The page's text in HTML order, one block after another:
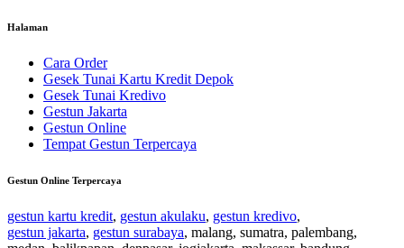
Halaman
Cara Order
Gesek Tunai Kartu Kredit Depok
Gesek Tunai Kredivo
Gestun Jakarta
Gestun Online
Tempat Gestun Terpercaya
Gestun Online Terpercaya
gestun kartu kredit, gestun akulaku, gestun kredivo,
gestun jakarta, gestun surabaya, malang, sumatra, palembang,